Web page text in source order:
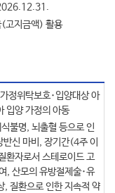
고지금액) 활용
정위탁보호･입양대상 아
입양 가정의 아동
불명, 뇌출혈 등으로 인
신 마비, 장기간(4주 이
환자로서 스테로이드 고
, 산모의 유방절제술･유
, 질환으로 인한 지속적 약